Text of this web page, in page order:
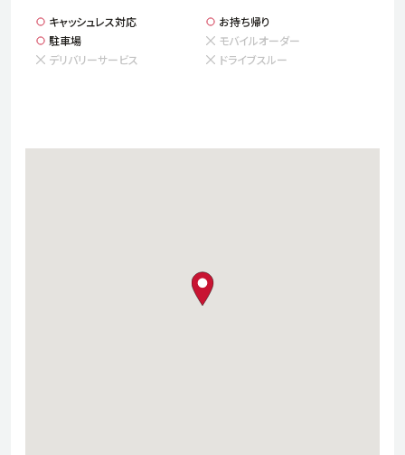
English 简体中文
キャッシュレス対応
お持ち帰り
駐車場
モバイルオーダー
デリバリーサービス
ドライブスルー
map pin